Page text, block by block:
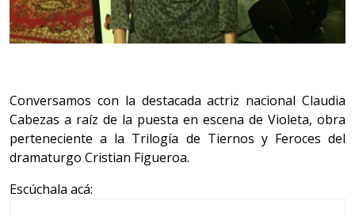
Conversamos con la destacada actriz nacional Claudia
Cabezas a raíz de la puesta en escena de Violeta, obra
perteneciente a la Trilogía de Tiernos y Feroces del
dramaturgo Cristian Figueroa.
Escúchala acá: